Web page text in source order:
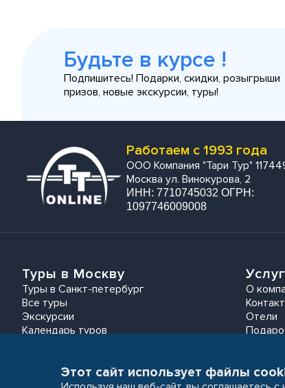
Будьте в курсе !
Подпишитесь! Подарки, скидки, розыгрыши
призов, новые экскурсии, туры!
Работаем с 1993 года
ООО Компания "Тари Тур"
Москва ул. Винокурова, 2
ИНН: 7710745032 ОГРН:
1097746009008
Туры в Москву
Туры в Санкт-петербург
Все туры
Экскурсии
Календарь туров
О
Отели
Этот сайт использует файлы